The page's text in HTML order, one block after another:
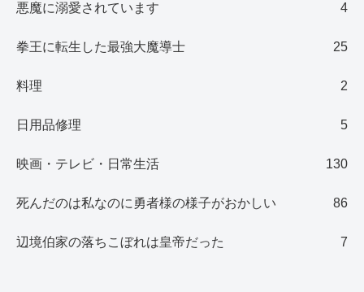
悪魔に溺愛されています 4
拳王に転生した最強大魔導士 25
料理 2
日用品修理 5
映画・テレビ・日常生活 130
死んだのは私なのに勇者様の様子がおかしい 86
辺境伯家の落ちこぼれは皇帝だった 7